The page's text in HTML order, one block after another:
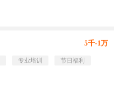
5千-1万
专业培训
节日福利